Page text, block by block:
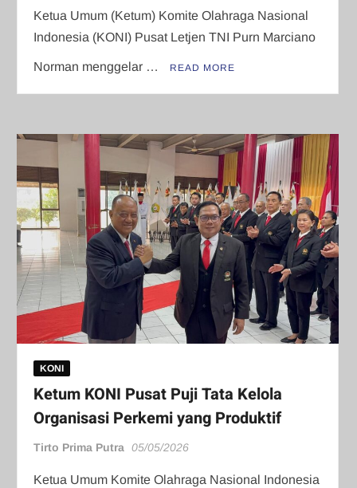
Ketua Umum (Ketum) Komite Olahraga Nasional
Indonesia (KONI) Pusat Letjen TNI Purn Marciano
Norman menggelar … READ MORE
KONI
Ketum KONI Pusat Puji Tata Kelola
Organisasi Perkemi yang Produktif
Tirto Prima Putra 05/05/2026
Ketua Umum Komite Olahraga Nasional Indonesia